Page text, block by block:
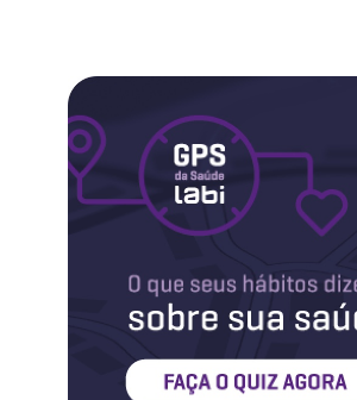
Maternidade
Novidades do Labi
Saúde da Mulher
Saúde do Homem
Sobre o Labi